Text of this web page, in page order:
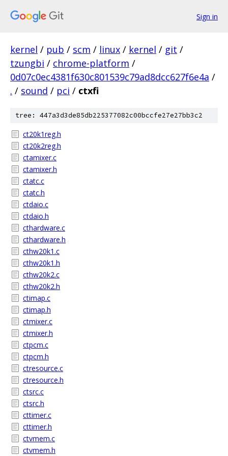
Sign in
kernel / pub / scm / linux / kernel / git /
tzungbi / chrome-platform /
0d07c0ec4381f630c801539c79ad8dcc627f6e4a /
. / sound / pci / ctxfi
tree: 447a3d3de85db225377082c00bccfe27e27bb3c2
ct20k1reg.h
ct20k2reg.h
ctamixer.c
ctamixer.h
ctatc.c
ctatc.h
ctdaio.c
ctdaio.h
cthardware.c
cthardware.h
cthw20k1.c
cthw20k1.h
cthw20k2.c
cthw20k2.h
ctimap.c
ctimap.h
ctmixer.c
ctmixer.h
ctpcm.c
ctpcm.h
ctresource.c
ctresource.h
ctsrc.c
ctsrc.h
cttimer.c
cttimer.h
ctvmem.c
ctvmem.h